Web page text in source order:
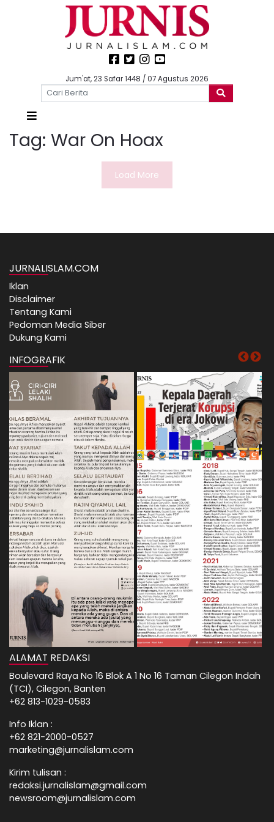
Jum'at, 23 Safar 1448 / 07 Agustus 2026
Tag: War On Hoax
Load More
JURNALISLAM.COM
Iklan
Disclaimer
Tentang Kami
Pedoman Media Siber
Dukung Kami
INFOGRAFIK
ALAMAT REDAKSI
Boulevard Raya No 16 Blok A 1 No 16 Taman Cilegon Indah
(TCI), Cilegon, Banten
+62 813-1029-0583
Info Iklan :
+62 821-2000-0527
marketing@jurnalislam.com
Kirim tulisan :
redaksi.jurnalislam@gmail.com
newsroom@jurnalislam.com